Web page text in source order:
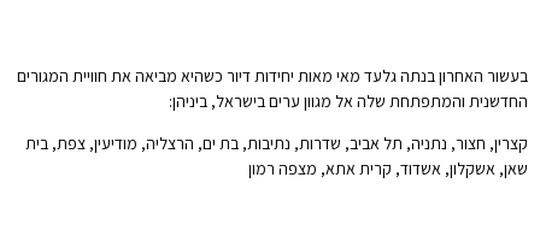
בעשור האחרון בנתה גלעד מאי מאות יחידות דיור כשהיא מביאה את חוויית המגורים
החדשנית והמתפתחת שלה אל מגוון ערים בישראל, ביניהן:
קצרין, חצור, נתניה, תל אביב, שדרות, נתיבות, בת ים, הרצליה, מודיעין, צפת, בית
שאן, אשקלון, אשדוד, קרית אתא, מצפה רמון